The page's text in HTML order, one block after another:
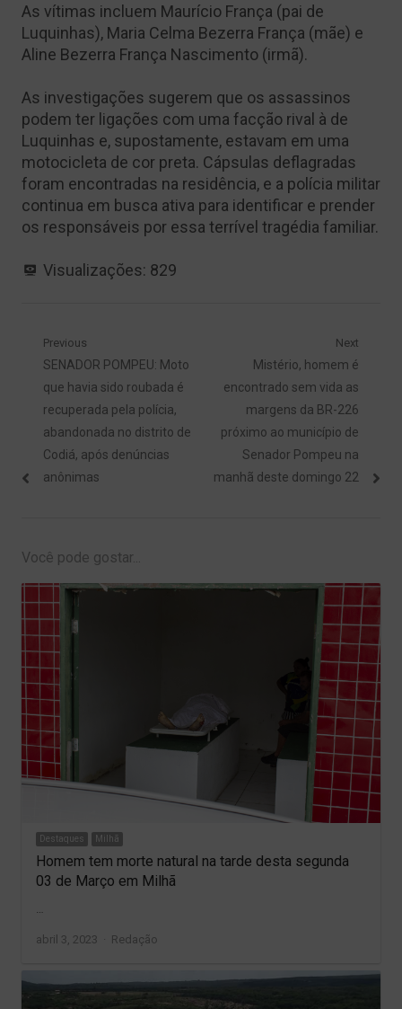
As vítimas incluem Maurício França (pai de
Luquinhas), Maria Celma Bezerra França (mãe) e
Aline Bezerra França Nascimento (irmã).
As investigações sugerem que os assassinos
podem ter ligações com uma facção rival à de
Luquinhas e, supostamente, estavam em uma
motocicleta de cor preta. Cápsulas deflagradas
foram encontradas na residência, e a polícia militar
continua em busca ativa para identificar e prender
os responsáveis por essa terrível tragédia familiar.
Visualizações: 829
Navegação
de
Post
Previous
Previous
post:
SENADOR POMPEU: Moto
que havia sido roubada é
recuperada pela polícia,
abandonada no distrito de
Codiá, após denúncias
anônimas
Next
Next
post:
Mistério, homem é
encontrado sem vida as
margens da BR-226
próximo ao município de
Senador Pompeu na
manhã deste domingo 22
Você pode gostar...
Destaques Milhã
Homem tem morte natural na tarde desta segunda
03 de Março em Milhã
abril 3, 2023 Author
Redação